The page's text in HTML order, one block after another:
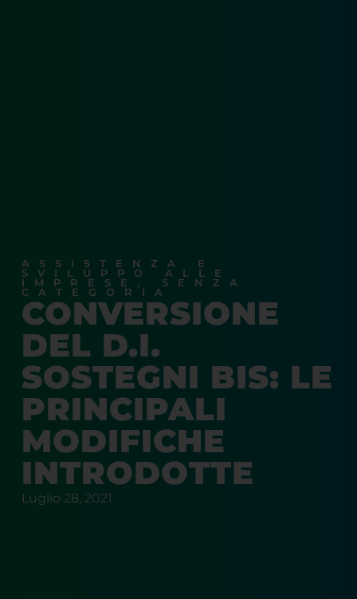
ASSISTENZA E
SVILUPPO ALLE
IMPRESE , SENZA
CATEGORIA
CONVERSIONE
DEL D.I.
SOSTEGNI BIS: LE
PRINCIPALI
MODIFICHE
INTRODOTTE
Luglio 28, 2021